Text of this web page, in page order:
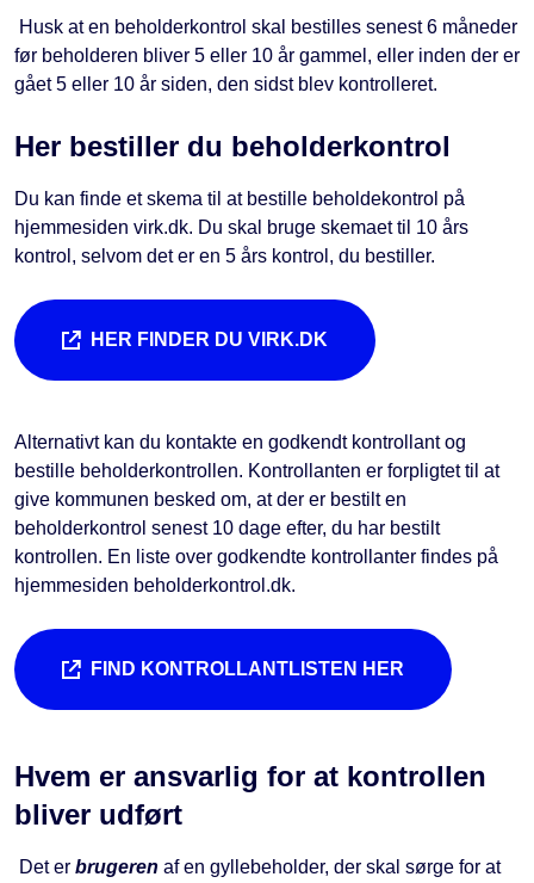
Husk at en beholderkontrol skal bestilles senest 6 måneder
før beholderen bliver 5 eller 10 år gammel, eller inden der er
gået 5 eller 10 år siden, den sidst blev kontrolleret.
Her bestiller du beholderkontrol
Du kan finde et skema til at bestille beholdekontrol på
hjemmesiden virk.dk. Du skal bruge skemaet til 10 års
kontrol, selvom det er en 5 års kontrol, du bestiller.
HER FINDER DU VIRK.DK
Alternativt kan du kontakte en godkendt kontrollant og
bestille beholderkontrollen. Kontrollanten er forpligtet til at
give kommunen besked om, at der er bestilt en
beholderkontrol senest 10 dage efter, du har bestilt
kontrollen. En liste over godkendte kontrollanter findes på
hjemmesiden beholderkontrol.dk.
FIND KONTROLLANTLISTEN HER
Hvem er ansvarlig for at kontrollen
bliver udført
Det er brugeren af en gyllebeholder, der skal sørge for at